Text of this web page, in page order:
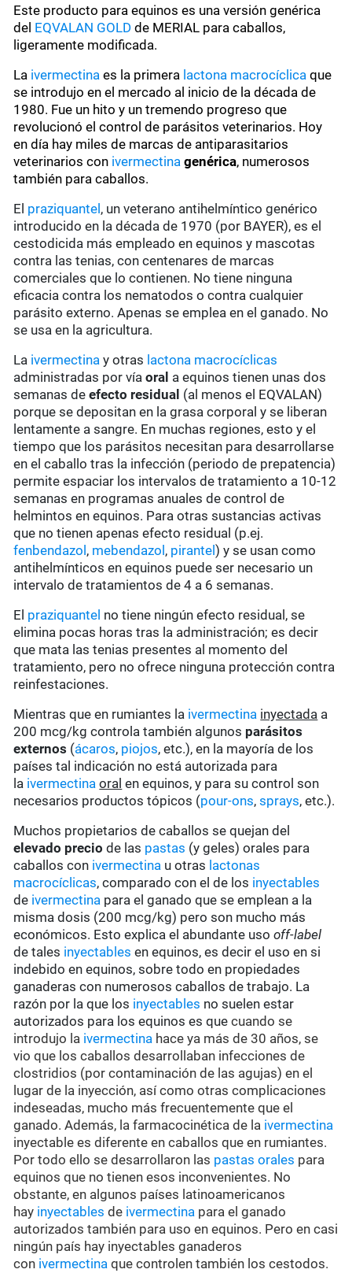
Este producto para equinos es una versión genérica
del EQVALAN GOLD de MERIAL para caballos,
ligeramente modificada.
La ivermectina es la primera lactona macrocíclica que
se introdujo en el mercado al inicio de la década de
1980. Fue un hito y un tremendo progreso que
revolucionó el control de parásitos veterinarios. Hoy
en día hay miles de marcas de antiparasitarios
veterinarios con ivermectina genérica, numerosos
también para caballos.
El praziquantel , un veterano antihelmíntico genérico
introducido en la década de 1970 (por BAYER), es el
cestodicida más empleado en equinos y mascotas
contra las tenias, con centenares de marcas
comerciales que lo contienen. No tiene ninguna
eficacia contra los nematodos o contra cualquier
parásito externo. Apenas se emplea en el ganado. No
se usa en la agricultura.
La ivermectina y otras lactona macrocíclicas
administradas por víaoral a equinos tienen unas dos
semanas deefecto residual (al menos el EQVALAN)
porque se depositan en la grasa corporal y se liberan
lentamente a sangre. En muchas regiones, esto y el
tiempo que los parásitos necesitan para desarrollarse
en el caballo tras la infección (periodo de prepatencia)
permite espaciar los intervalos de tratamiento a 10-12
semanas en programas anuales de control de
helmintos en equinos. Para otras sustancias activas
que no tienen apenas efecto residual (p.ej.
fenbendazol , mebendazol , pirantel) y se usan como
antihelmínticos en equinos puede ser necesario un
intervalo de tratamientos de 4 a 6 semanas.
El praziquantel no tiene ningún efecto residual, se
elimina pocas horas tras la administración; es decir
que mata las tenias presentes al momento del
tratamiento, pero no ofrece ninguna protección contra
reinfestaciones.
Mientras que en rumiantes la ivermectina inyectada a
200 mcg/kg controla también algunos parásitos
externos (ácaros, piojos, etc.), en la mayoría de los
países tal indicación no está autorizada para
la ivermectina oral en equinos, y para su control son
necesarios productos tópicos (pour-ons,sprays, etc.).
Muchos propietarios de caballos se quejan del
elevado precio de las pastas (y geles) orales para
caballos con ivermectina u otras lactonas
macrocíclicas, comparado con el de los inyectables
de ivermectina para el ganado que se emplean a la
misma dosis (200 mcg/kg) pero son mucho más
económicos. Esto explica el abundante usooff-label
de tales inyectables en equinos, es decir el uso en si
indebido en equinos, sobre todo en propiedades
ganaderas con numerosos caballos de trabajo. La
razón por la que los inyectables no suelen estar
autorizados para los equinos es quecuando se
introdujo la ivermectina hace ya más de 30 años, se
vio que los caballos desarrollaban infecciones de
clostridios (por contaminación de las agujas) en el
lugar de la inyección, así como otras complicaciones
indeseadas, mucho más frecuentemente que el
ganado. Además, la farmacocinética de la ivermectina
inyectable es diferente en caballos que en rumiantes.
Por todo ello se desarrollaron las pastas orales para
equinos que no tienen esos inconvenientes. No
obstante, en algunos países latinoamericanos
hay inyectables de ivermectina para el ganado
autorizados también para uso en equinos. Pero en casi
ningún país hay inyectables ganaderos
con ivermectina que controlen también los cestodos.